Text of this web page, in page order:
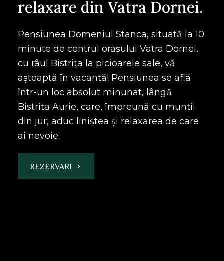
relaxare din Vatra Dornei.
Pensiunea Domeniul Stanca, situată la 10
minute de centrul orașului Vatra Dornei,
cu râul Bistrița la picioarele sale, vă
așteaptă în vacanță! Pensiunea se află
într-un loc absolut minunat, lângă
Bistrița Aurie, care, împreună cu munții
din jur, aduc liniștea și relaxarea de care
ai nevoie.
REZERVARI